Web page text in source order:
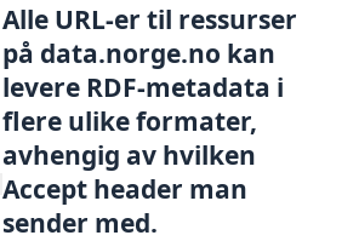
Alle URL-er til ressurser
på data.norge.no kan
levere RDF-metadata i
flere ulike formater,
avhengig av hvilken
Accept header man
sender med.